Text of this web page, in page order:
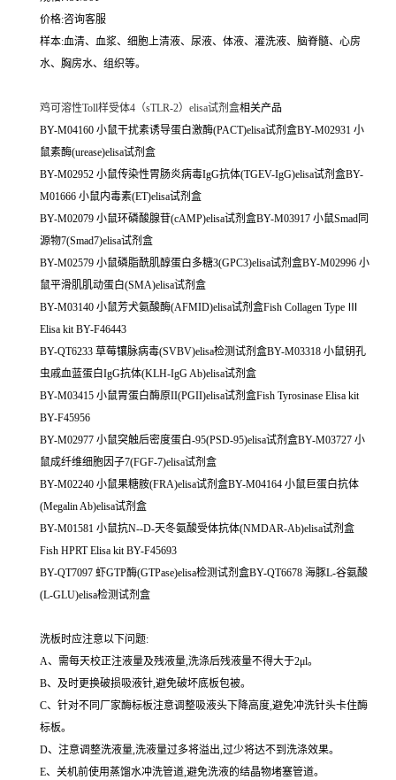
价格:咨询客服
样本:血清、血浆、细胞上清液、尿液、体液、灌洗液、脑脊髓、心房
水、胸房水、组织等。
鸡可溶性Toll样受体4（sTLR-2）elisa试剂盒相关产品
BY-M04160 小鼠干扰素诱导蛋白激酶(PACT)elisa试剂盒BY-M02931 小
鼠素酶(urease)elisa试剂盒
BY-M02952 小鼠传染性胃肠炎病毒IgG抗体(TGEV-IgG)elisa试剂盒BY-
M01666 小鼠内毒素(ET)elisa试剂盒
BY-M02079 小鼠环磷酸腺苷(cAMP)elisa试剂盒BY-M03917 小鼠Smad同
源物7(Smad7)elisa试剂盒
BY-M02579 小鼠磷脂酰肌醇蛋白多糖3(GPC3)elisa试剂盒BY-M02996 小
鼠平滑肌肌动蛋白(SMA)elisa试剂盒
BY-M03140 小鼠芳犬氨酸酶(AFMID)elisa试剂盒Fish Collagen Type Ⅲ
Elisa kit BY-F46443
BY-QT6233 草莓镶脉病毒(SVBV)elisa检测试剂盒BY-M03318 小鼠钥孔
虫戚血蓝蛋白IgG抗体(KLH-IgG Ab)elisa试剂盒
BY-M03415 小鼠胃蛋白酶原II(PGII)elisa试剂盒Fish Tyrosinase Elisa kit
BY-F45956
BY-M02977 小鼠突触后密度蛋白-95(PSD-95)elisa试剂盒BY-M03727 小
鼠成纤维细胞因子7(FGF-7)elisa试剂盒
BY-M02240 小鼠果糖胺(FRA)elisa试剂盒BY-M04164 小鼠巨蛋白抗体
(Megalin Ab)elisa试剂盒
BY-M01581 小鼠抗N--D-天冬氨酸受体抗体(NMDAR-Ab)elisa试剂盒
Fish HPRT Elisa kit BY-F45693
BY-QT7097 虾GTP酶(GTPase)elisa检测试剂盒BY-QT6678 海豚L-谷氨酸
(L-GLU)elisa检测试剂盒
洗板时应注意以下问题:
A、需每天校正注液量及残液量,洗涤后残液量不得大于2μl。
B、及时更换破损吸液针,避免破坏底板包被。
C、针对不同厂家酶标板注意调整吸液头下降高度,避免冲洗针头卡住酶
标板。
D、注意调整洗液量,洗液量过多将溢出,过少将达不到洗涤效果。
E、关机前使用蒸馏水冲洗管道,避免洗液的结晶物堵塞管道。